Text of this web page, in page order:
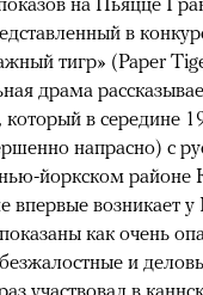
в
тигр» (Paper
драма
в середине
напрасно) с
йоркском районе
впервые возникает
как очень
и